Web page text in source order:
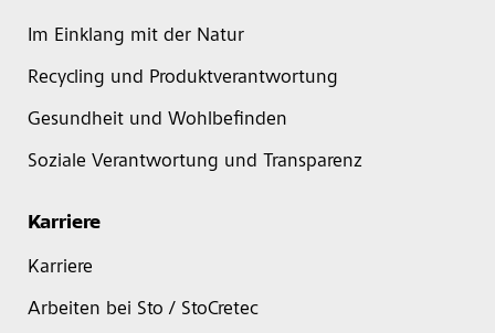
Im Einklang mit der Natur
Recycling und Produktverantwortung
Gesundheit und Wohlbefinden
Soziale Verantwortung und Transparenz
Karriere
Karriere
Arbeiten bei Sto / StoCretec